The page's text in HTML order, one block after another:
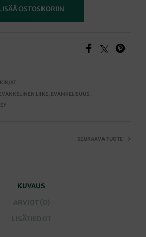
OSTOSKORIIN
KIRJAT
LIIKE, EVANKELISUUS,
SEURAAVA TUOTE
KUVAUS
ARVIOT (0)
LISÄTIEDOT